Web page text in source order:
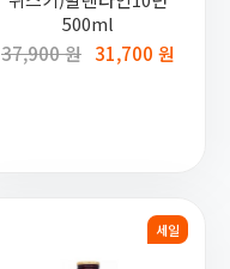
500ml
37,900 원 31,700 원
세일